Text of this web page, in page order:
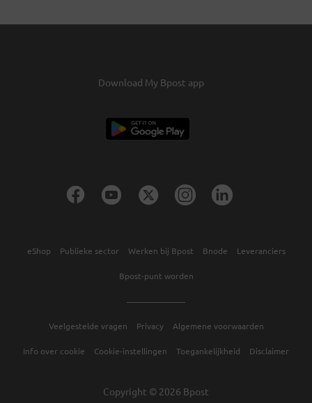
Download My Bpost app
Veelgestelde vragen Privacy Algemene voorwaarden
Info over cookie Cookie-instellingen Toegankelijkheid Disclaimer
eShop Publieke sector Werken bij Bpost Bnode Leveranciers
Bpost-punt worden
Copyright © 2026 Bpost